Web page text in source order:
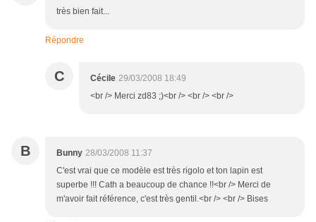
très bien fait...
Répondre
C Cécile 29/03/2008 18:49
<br /> Merci zd83 ;)<br /> <br /> <br />
B Bunny 28/03/2008 11:37
C'est vrai que ce modèle est très rigolo et ton lapin est
superbe !!! Cath a beaucoup de chance !!<br /> Merci de
m'avoir fait référence, c'est très gentil.<br /> <br /> Bises